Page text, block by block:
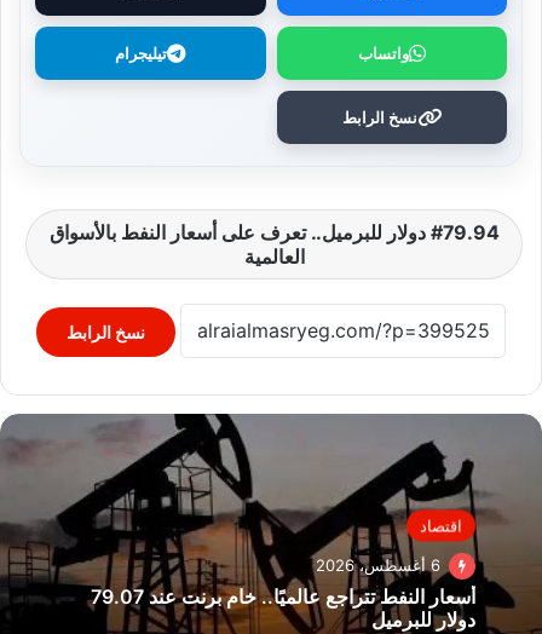
واتساب تيليجرام
نسخ الرابط
79.94 دولار للبرميل.. تعرف على أسعار النفط بالأسواق
العالمية
نسخ الرابط
اقتصاد
6 أغسطس، 2026
أسعار النفط تتراجع عالميًا.. خام برنت عند 79.07
دولار للبرميل